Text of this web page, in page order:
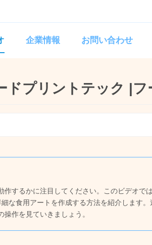
企業情報 お問い合わせ
ドプリントテック |
するかに注目してください。このビデオで
な食用アートを作成する方法を紹介します
作を見ていきましょう。